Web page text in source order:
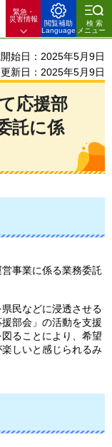
緊急・
災害情報
閲覧補助
Language
検索
メニュー
始日：2025年5月9日
更新日：2025年5月9日
応援部
託に係
事業に係る業務委託
民などに浸透させる
部会」の活動を支援
ることにより、希望
しいと感じられるみ